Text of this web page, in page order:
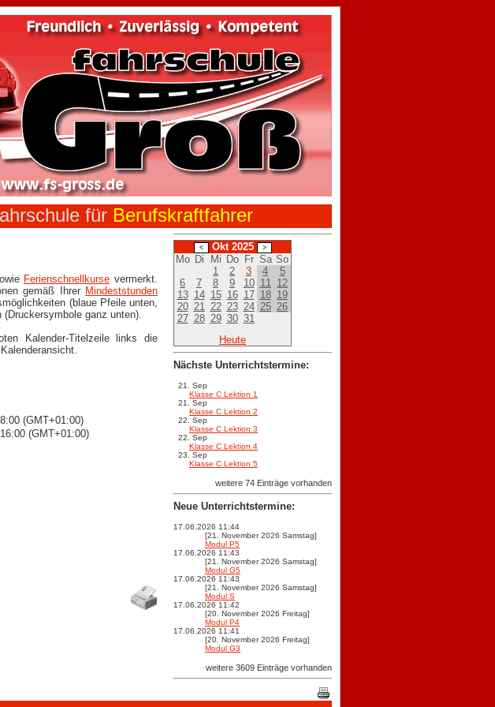
für Berufskraftfahrer
Ferienschnellkurse vermerkt.
gemäß Ihrer Mindeststunden
(blaue Pfeile unten,
oder kleiner Monatskalender rechts) und Druckvarianten (Druckersymbole ganz unten).
Kalender-Titelzeile links die
(GMT+01:00)
(GMT+01:00)
Okt 2025
Mo Di Mi Do Fr Sa So
1
2 3 4
5
6
7 8 9 10 11 12
13 14 15 16 17 18 19
20 21 22 23 24 25 26
27 28 29 30 31
Heute
Nächste Unterrichtstermine:
21. Sep
Klasse C Lektion 1
21. Sep
Klasse C Lektion 2
22. Sep
Klasse C Lektion 3
22. Sep
Klasse C Lektion 4
23. Sep
Klasse C Lektion 5
weitere 74 Einträge vorhanden
Neue Unterrichtstermine:
17.06.2026 11:44
[21. November 2026 Samstag]
Modul P5
17.06.2026 11:43
[21. November 2026 Samstag]
Modul G5
17.06.2026 11:43
[21. November 2026 Samstag]
Modul S
17.06.2026 11:42
[20. November 2026 Freitag]
Modul P4
17.06.2026 11:41
[20. November 2026 Freitag]
Modul G3
weitere 3609 Einträge vorhanden